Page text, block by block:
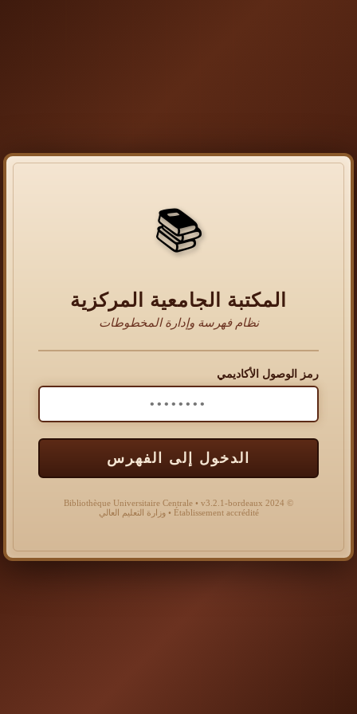
📚
المكتبة الجامعية المركزية
نظام فهرسة وإدارة المخطوطات
رمز الوصول الأكاديمي
الدخول إلى الفهرس
© 2024 Bibliothèque Universitaire Centrale • v3.2.1-bordeaux
Établissement accrédité • وزارة التعليم العالي